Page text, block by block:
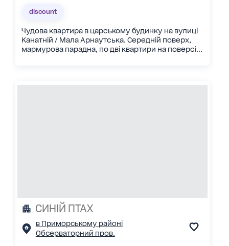
discount
Чудова квартира в царському будинку на вулиці
Канатній / Мала Арнаутська. Середній поверх,
мармурова парадна, по дві квартири на поверсі...
СИНІЙ ПТАХ
в Приморському районі
Обсерваторний пров.